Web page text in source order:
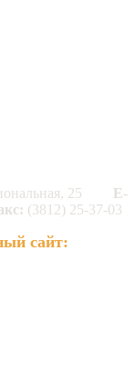
25
E-
(3812) 25-37-03
сайт: